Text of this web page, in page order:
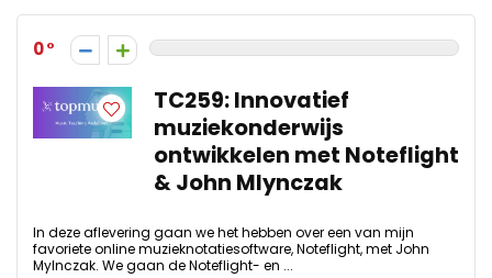
0
TC259: Innovatief
muziekonderwijs
ontwikkelen met Noteflight
& John Mlynczak
In deze aflevering gaan we het hebben over een van mijn
favoriete online muzieknotatiesoftware, Noteflight, met John
Mylnczak. We gaan de Noteflight- en ...